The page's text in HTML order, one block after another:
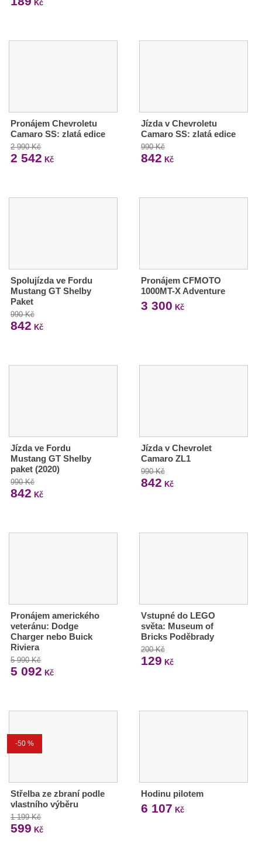
Kč
Pronájem Chevroletu
Camaro SS: zlatá edice
2 990 Kč
2 542 Kč
Jízda v Chevroletu
Camaro SS: zlatá edice
990 Kč
842 Kč
Spolujízda ve Fordu
Mustang GT Shelby
Paket
990 Kč
842 Kč
Pronájem CFMOTO
1000MT-X Adventure
3 300 Kč
Jízda ve Fordu
Mustang GT Shelby
paket (2020)
990 Kč
842 Kč
Jízda v Chevrolet
Camaro ZL1
990 Kč
842 Kč
Pronájem amerického
veteránu: Dodge
Charger nebo Buick
Riviera
5 990 Kč
5 092 Kč
Vstupné do LEGO
světa: Museum of
Bricks Poděbrady
200 Kč
129 Kč
-50 %
Střelba ze zbraní podle
vlastního výběru
1 199 Kč
599 Kč
Hodinu pilotem
6 107 Kč